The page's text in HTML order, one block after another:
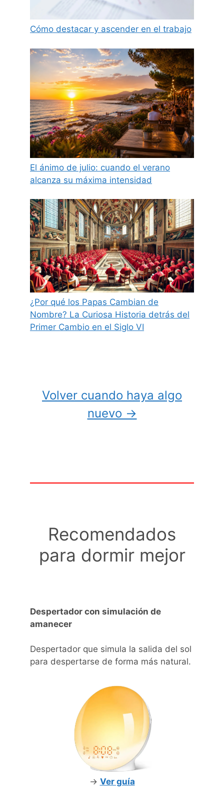
Cómo destacar y ascender en el trabajo
El ánimo de julio: cuando el verano
alcanza su máxima intensidad
¿Por qué los Papas Cambian de
Nombre? La Curiosa Historia detrás del
Primer Cambio en el Siglo VI
Volver cuando haya algo
nuevo →
Recomendados
para dormir mejor
Despertador con simulación de
amanecer
Despertador que simula la salida del sol
para despertarse de forma más natural.
-> Ver guía